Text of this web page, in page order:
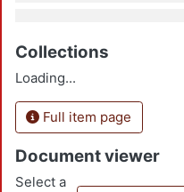
Collections
Loading...
Full item page
Document viewer
Select a